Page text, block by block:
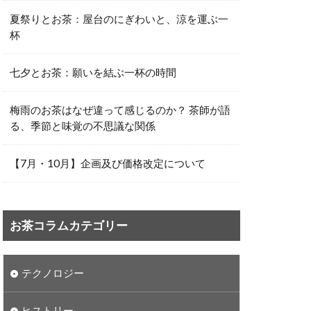
夏祭りとお茶：屋台のにぎわいと、涼を運ぶ一
杯
七夕とお茶：願いを結ぶ一杯の時間
梅雨のお茶はなぜ違って感じるのか？ 茶師が語
る、季節と味覚の不思議な関係
【7月・10月】企画及び価格改定について
お茶コラムカテゴリー
テクノロジー